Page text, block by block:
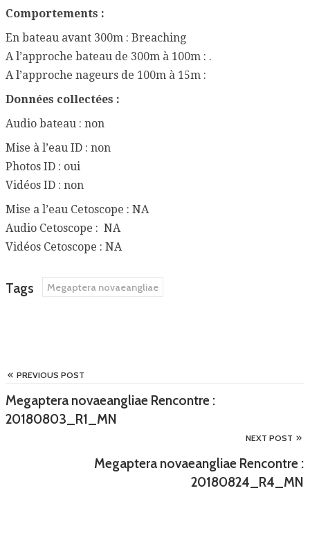
Comportements :
En bateau avant 300m : Breaching
A l’approche bateau de 300m à 100m : .
A l’approche nageurs de 100m à 15m :
Données collectées :
Audio bateau : non
Mise à l’eau ID : non
Photos ID : oui
Vidéos ID : non
Mise a l’eau Cetoscope : NA
Audio Cetoscope : NA
Vidéos Cetoscope : NA
Tags Megaptera novaeangliae
PREVIOUS POST
Megaptera novaeangliae Rencontre :
20180803_R1_MN
NEXT POST
Megaptera novaeangliae Rencontre :
20180824_R4_MN